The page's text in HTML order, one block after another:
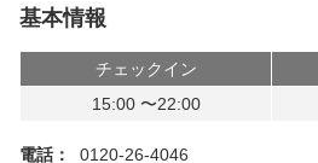
基本情報
チェックイン
15:00 〜22:00
電話：
0120-26-4046